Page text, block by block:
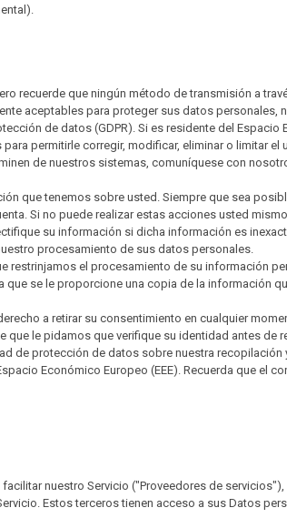
recuerde que ningún método de transmisión a
aceptables para proteger sus datos
de datos (GDPR). Si es residente del
permitirle corregir, modificar, eliminar o limitar
de nuestros sistemas, comuníquese con
que tenemos sobre usted. Siempre que sea
Si no puede realizar estas acciones usted
su información si dicha información es
procesamiento de sus datos personales.
restrinjamos el procesamiento de su información
que se le proporcione una copia de la información
a retirar su consentimiento en cualquier
que le pidamos que verifique su identidad antes de
de protección de datos sobre nuestra
Económico Europeo (EEE). Recuerda que el
nuestro Servicio ("Proveedores de
Estos terceros tienen acceso a sus Datos